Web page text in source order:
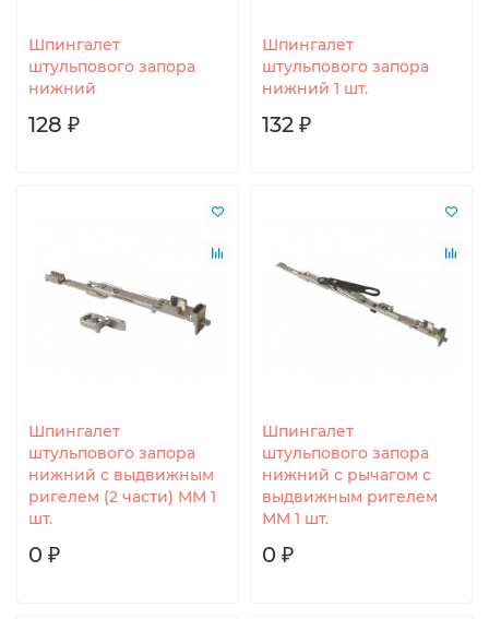
Шпингалет
штульпового запора
нижний
128 ₽
Шпингалет
штульпового запора
нижний 1 шт.
132 ₽
Шпингалет
штульпового запора
нижний с выдвижным
ригелем (2 части) MM 1
шт.
0 ₽
Шпингалет
штульпового запора
нижний с рычагом с
выдвижным ригелем
MM 1 шт.
0 ₽